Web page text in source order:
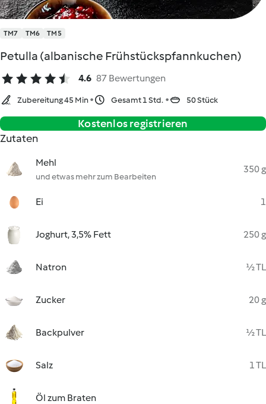
TM7 TM6 TM5
Petulla (albanische Frühstückspfannkuchen)
4.6 87 Bewertungen
Zubereitung 45 Min Gesamt 1 Std. 50 Stück
Kostenlos registrieren
Zutaten
Mehl
und etwas mehr zum Bearbeiten
350 g
Ei 1
Joghurt, 3,5% Fett 250 g
Natron ½ TL
Zucker 20 g
Backpulver ½ TL
Salz 1 TL
Öl zum Braten